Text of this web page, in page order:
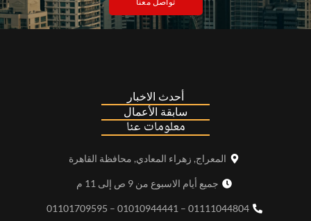
أحدث الاخبار
سابقة الأعمال
معلومات عنا
المعراج, زهراء المعادي, محافظة القاهرة
جميع أيام الاسبوع من 9 ص إلى 11 م
01111044804 – 01010944441 – 01101709595